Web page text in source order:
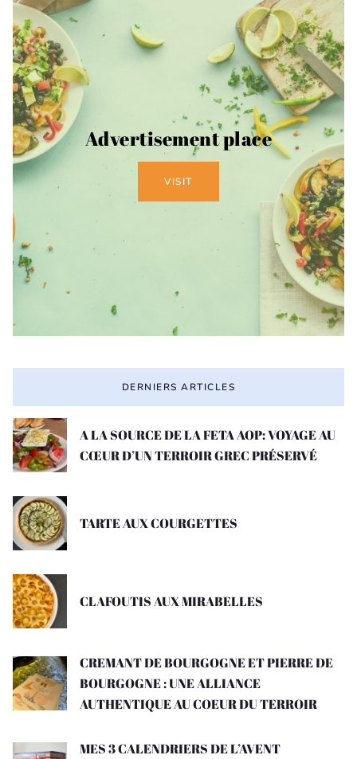
Advertisement place
VISIT
DERNIERS ARTICLES
A LA SOURCE DE LA FETA AOP: VOYAGE AU
CŒUR D’UN TERROIR GREC PRÉSERVÉ
TARTE AUX COURGETTES
CLAFOUTIS AUX MIRABELLES
CREMANT DE BOURGOGNE ET PIERRE DE
BOURGOGNE : UNE ALLIANCE
AUTHENTIQUE AU COEUR DU TERROIR
MES 3 CALENDRIERS DE L’AVENT